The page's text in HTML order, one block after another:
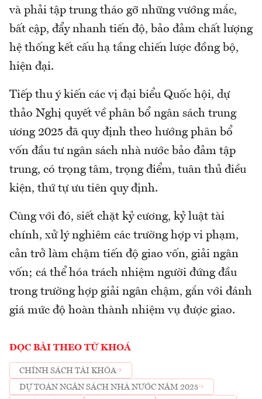
và phải tập trung tháo gỡ những vướng mắc,
bất cập, đẩy nhanh tiến độ, bảo đảm chất lượng
hệ thống kết cấu hạ tầng chiến lược đồng bộ,
hiện đại.
Tiếp thu ý kiến các vị đại biểu Quốc hội, dự
thảo Nghị quyết về phân bổ ngân sách trung
ương 2025 đã quy định theo hướng phân bổ
vốn đầu tư ngân sách nhà nước bảo đảm tập
trung, có trọng tâm, trọng điểm, tuân thủ điều
kiện, thứ tự ưu tiên quy định.
Cùng với đó, siết chặt kỷ cương, kỷ luật tài
chính, xử lý nghiêm các trường hợp vi phạm,
cản trở làm chậm tiến độ giao vốn, giải ngân
vốn; cá thể hóa trách nhiệm người đứng đầu
trong trường hợp giải ngân chậm, gắn với đánh
giá mức độ hoàn thành nhiệm vụ được giao.
ĐỌC BÀI THEO TỪ KHOÁ
CHÍNH SÁCH TÀI KHÓA
DỰ TOÁN NGÂN SÁCH NHÀ NƯỚC NĂM 2025